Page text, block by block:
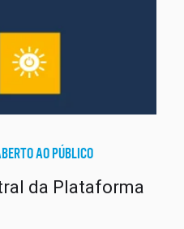
AO PÚBLICO
da Plataforma